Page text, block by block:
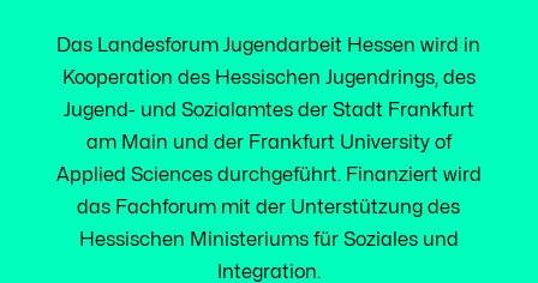
Das Landesforum Jugendarbeit Hessen wird in
Kooperation des Hessischen Jugendrings, des
Jugend- und Sozialamtes der Stadt Frankfurt
am Main und der Frankfurt University of
Applied Sciences durchgeführt. Finanziert wird
das Fachforum mit der Unterstützung des
Hessischen Ministeriums für Soziales und
Integration.